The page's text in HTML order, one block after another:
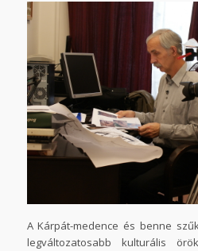
A Kárpát-medence és benne
legváltozatosabb kulturális